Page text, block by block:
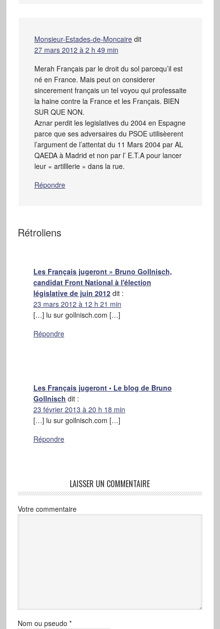
Monsieur-Estades-de-Moncaire dit
27 mars 2012 à 2 h 49 min
Merah Français par le droit du sol parcequ’il est
né en France. Mais peut on considerer
sincerement français un tel voyou qui professaite
la haine contre la France et les Français. BIEN
SUR QUE NON.
Aznar perdit les legislatives du 2004 en Espagne
parce que ses adversaires du PSOE utilisèerent
l’argument de l’attentat du 11 Mars 2004 par AL
QAEDA à Madrid et non par l’ E.T.A pour lancer
leur « artilllerie » dans la rue.
Répondre
Rétroliens
Les Français jugeront » Bruno Gollnisch,
candidat Front National à l'élection
législative de juin 2012 dit :
23 mars 2012 à 12 h 21 min
[…] lu sur gollnisch.com […]
Répondre
Les Français jugeront • Le blog de Bruno
Gollnisch dit :
23 février 2013 à 20 h 18 min
[…] lu sur gollnisch.com […]
Répondre
LAISSER UN COMMENTAIRE
Votre commentaire
Nom ou pseudo *